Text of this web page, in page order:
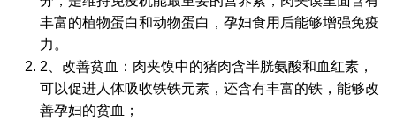
丰富的植物蛋白和动物蛋白，孕妇食用后能够增强免疫
力。
2、改善贫血：肉夹馍中的猪肉含半胱氨酸和血红素，
可以促进人体吸收铁铁元素，还含有丰富的铁，能够改
善孕妇的贫血；